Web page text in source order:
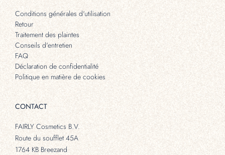
Conditions générales d'utilisation
Retour
Traitement des plaintes
Conseils d'entretien
FAQ
Déclaration de confidentialité
Politique en matière de cookies
CONTACT
FAIRLY Cosmetics B.V.
Route du soufflet 45A
1764 KB Breezand